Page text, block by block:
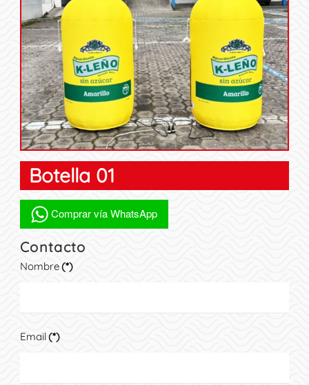
Botella 01
Comprar vía WhatsApp
Contacto
Nombre(*)
Email(*)